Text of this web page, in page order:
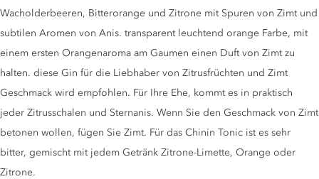
Wacholderbeeren, Bitterorange und Zitrone mit Spuren von Zimt und
subtilen Aromen von Anis. transparent leuchtend orange Farbe, mit
einem ersten Orangenaroma am Gaumen einen Duft von Zimt zu
halten. diese Gin für die Liebhaber von Zitrusfrüchten und Zimt
Geschmack wird empfohlen. Für Ihre Ehe, kommt es in praktisch
jeder Zitrusschalen und Sternanis. Wenn Sie den Geschmack von Zimt
betonen wollen, fügen Sie Zimt. Für das Chinin Tonic ist es sehr
bitter, gemischt mit jedem Getränk Zitrone-Limette, Orange oder
Zitrone.